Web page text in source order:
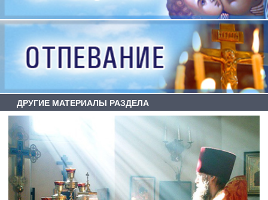
ДРУГИЕ МАТЕРИАЛЫ РАЗДЕЛА